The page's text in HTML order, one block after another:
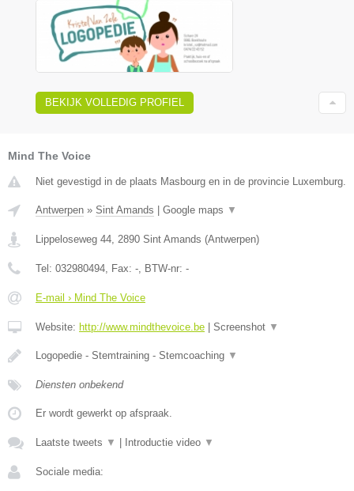
BEKIJK VOLLEDIG PROFIEL
Mind The Voice
Niet gevestigd in de plaats Masbourg en in de provincie Luxemburg.
Antwerpen » Sint Amands Google maps ▼
Lippeloseweg 44 2890 Sint Amands (Antwerpen)
Tel: 032980494 , Fax: - , BTW-nr: -
E-mail › Mind The Voice
Website: http://www.mindthevoice.be Screenshot ▼
Logopedie - Stemtraining - Stemcoaching ▼
Diensten onbekend
Er wordt gewerkt op afspraak.
Laatste tweets ▼ Introductie video ▼
Sociale media: